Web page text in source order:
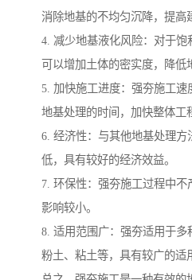
消除地基的不均匀沉降，提高
4. 减少地基液化风险：对于
可以增加土体的密实度，降低
5. 加快施工进度：强夯施工速
地基处理的时间，加快整体工
6. 经济性：与其他地基处理
低，具有较好的经济效益。
7. 环保性：强夯施工过程中
影响较小。
8. 适用范围广：强夯适用于多
粉土、粘土等，具有较广的适